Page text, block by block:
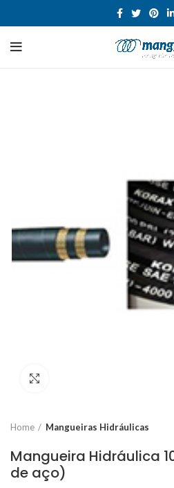
Home Mangueiras Hidráulicas
Mangueira Hidráulica
de aço)